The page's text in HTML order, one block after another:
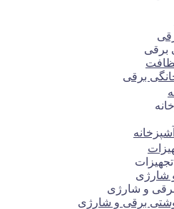
برقی
برقی
تجهیزات
و شارژی
برقی و شارژی
برقی و شارژی